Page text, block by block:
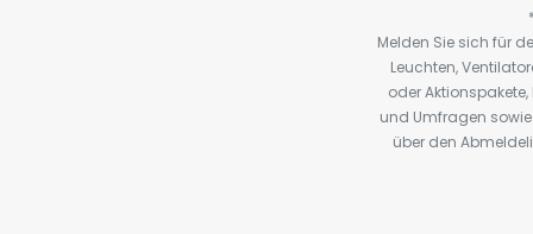
Melden Sie sich für
Leuchten,
oder
und Umfragen
über den